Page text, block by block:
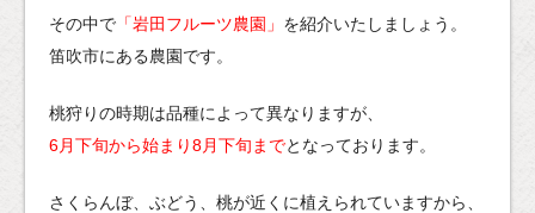
その中で 「岩田フルーツ農園」 を紹介いたしましょう。
笛吹市にある農園です。
桃狩りの時期は品種によって異なりますが、
6月下旬から始まり8月下旬までとなっております。
さくらんぼ、ぶどう、桃が近くに植えられていますから、